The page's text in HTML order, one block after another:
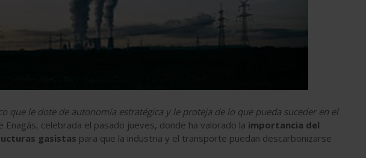
que le dote de autonomía estratégica y le proteja de lo que pueda suceder en el
Enagás, celebrada el pasado jueves, donde ha valorado la importancia del
gasistas para que la industria y el transporte puedan descarbonizarse